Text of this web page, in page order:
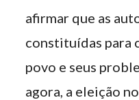
afirmar que as
constituídas para
povo e seus
agora, a eleição